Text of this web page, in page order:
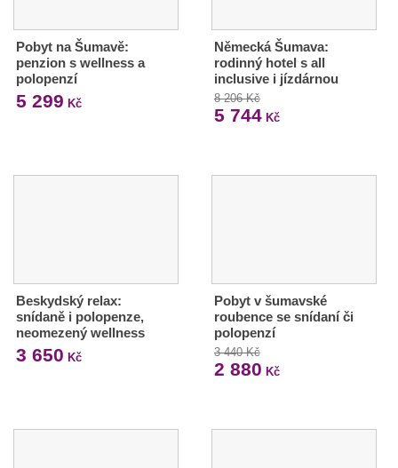
Pobyt na Šumavě:
penzion s wellness a
polopenzí
5 299 Kč
Německá Šumava:
rodinný hotel s all
inclusive i jízdárnou
8 206 Kč
5 744Kč
Beskydský relax:
snídaně i polopenze,
neomezený wellness
3 650 Kč
Pobyt v šumavské
roubence se snídaní či
polopenzí
3 440 Kč
2 880 Kč